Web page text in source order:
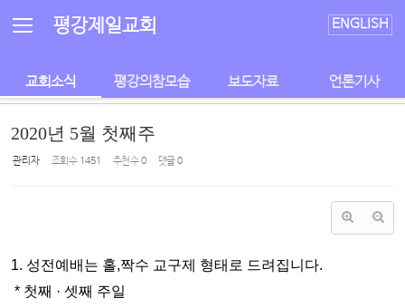
평강제일교회 ENGLISH
교회소식 평강의참모습 보도자료 언론기사
2020년 5월 첫째주
관리자 조회 수 1451 추천 수0 댓글0
1. 성전예배 는 홀,짝수 교구제 형태로 드려집니다.
* 첫째 · 셋째 주일